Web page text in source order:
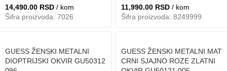
14,490.00 RSD / kom
Šifra proizvoda: 7026
11,990.00 RSD / kom
Šifra proizvoda: 8249999
GUESS ŽENSKI METALNI
DIOPTRIJSKI OKVIR GU50312
GUESS ŽENSKI METALNI MAT
CRNI SJAJNO ROZE ZLATNI